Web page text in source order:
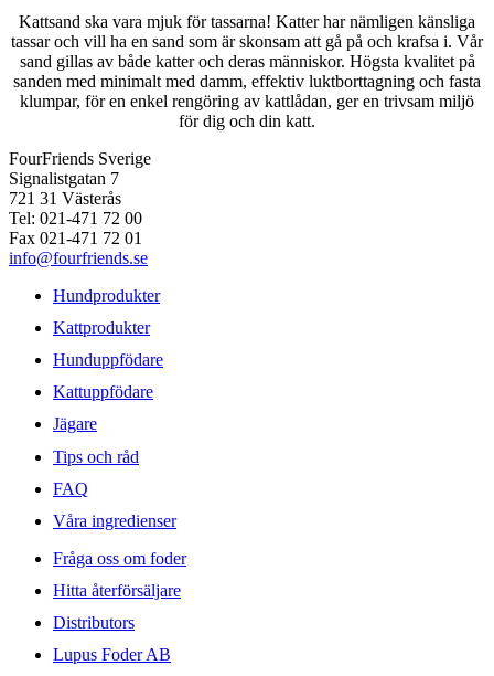
Kattsand ska vara mjuk för tassarna! Katter har nämligen känsliga
tassar och vill ha en sand som är skonsam att gå på och krafsa i. Vår
sand gillas av både katter och deras människor. Högsta kvalitet på
sanden med minimalt med damm, effektiv luktborttagning och fasta
klumpar, för en enkel rengöring av kattlådan, ger en trivsam miljö
för dig och din katt.
FourFriends Sverige
Signalistgatan 7
721 31 Västerås
Tel: 021-471 72 00
Fax 021-471 72 01
info@fourfriends.se
Hundprodukter
Kattprodukter
Hunduppfödare
Kattuppfödare
Jägare
Tips och råd
FAQ
Våra ingredienser
Fråga oss om foder
Hitta återförsäljare
Distributors
Lupus Foder AB